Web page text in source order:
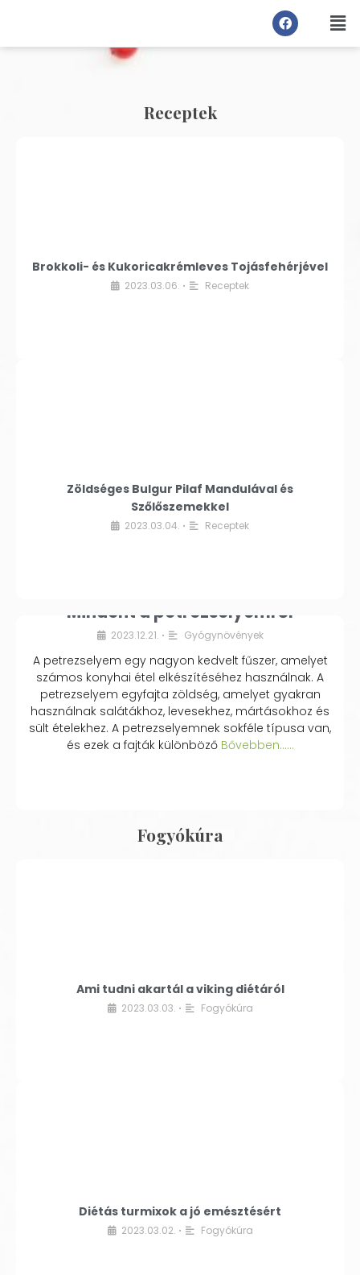
Receptek
Brokkoli- és Kukoricakrémleves Tojásfehérjével
2023.03.06. • Receptek
Zöldséges Bulgur Pilaf Mandulával és
Szőlőszemekkel
2023.03.04. • Receptek
Mindent a petrezselyemről
2023.12.21. • Gyógynövények
A petrezselyem egy nagyon kedvelt fűszer, amelyet
számos konyhai étel elkészítéséhez használnak. A
petrezselyem egyfajta zöldség, amelyet gyakran
használnak salátákhoz, levesekhez, mártásokhoz és
sült ételekhez. A petrezselyemnek sokféle típusa van,
és ezek a fajták különbözőBővebben...…
Fogyókúra
Ami tudni akartál a viking diétáról
2023.03.03. • Fogyókúra
Diétás turmixok a jó emésztésért
2023.03.02. • Fogyókúra